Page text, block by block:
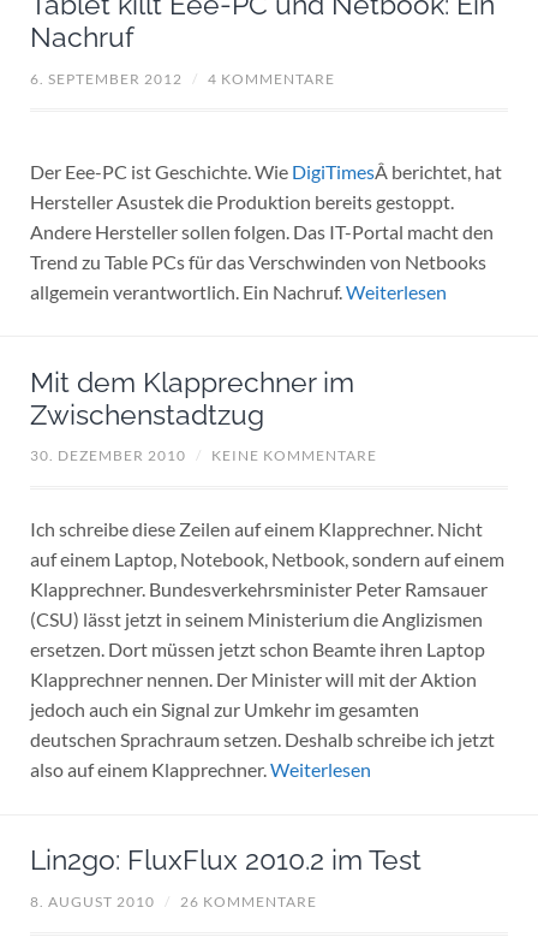
Nachruf
6. SEPTEMBER 2012 / 4 KOMMENTARE
Der Eee-PC ist Geschichte. Wie DigiTimesÂ berichtet, hat
Hersteller Asustek die Produktion bereits gestoppt.
Andere Hersteller sollen folgen. Das IT-Portal macht den
Trend zu Table PCs für das Verschwinden von Netbooks
allgemein verantwortlich. Ein Nachruf. Weiterlesen
Mit dem Klapprechner im
Zwischenstadtzug
30. DEZEMBER 2010 / KEINE KOMMENTARE
Ich schreibe diese Zeilen auf einem Klapprechner. Nicht
auf einem Laptop, Notebook, Netbook, sondern auf einem
Klapprechner. Bundesverkehrsminister Peter Ramsauer
(CSU) lässt jetzt in seinem Ministerium die Anglizismen
ersetzen. Dort müssen jetzt schon Beamte ihren Laptop
Klapprechner nennen. Der Minister will mit der Aktion
jedoch auch ein Signal zur Umkehr im gesamten
deutschen Sprachraum setzen. Deshalb schreibe ich jetzt
also auf einem Klapprechner.Weiterlesen
Lin2go: FluxFlux 2010.2 im Test
8. AUGUST 2010 / 26 KOMMENTARE